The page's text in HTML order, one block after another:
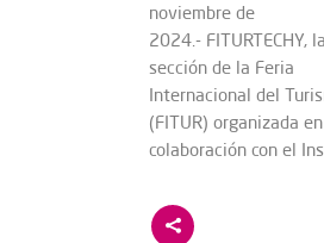
noviembre de
2024.- FITURTECHY, la
sección de la Feria
Internacional del
(FITUR) organizada en
colaboración con el